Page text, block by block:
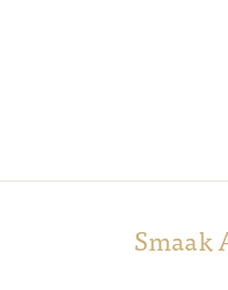
Smaak